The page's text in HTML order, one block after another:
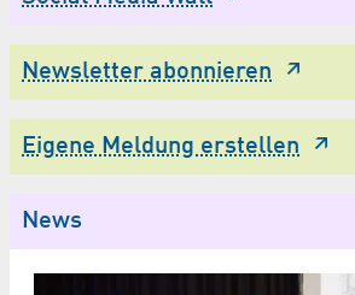
Newsletter abonnieren
Eigene Meldung erstellen
News